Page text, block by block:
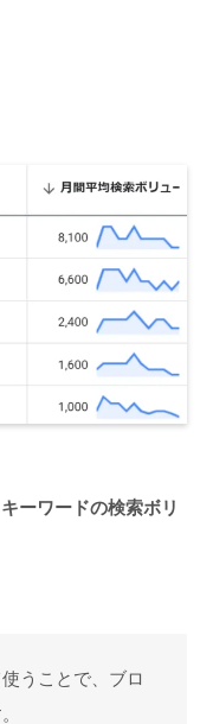
ーワードの検索ボリ
うことで、ブロ